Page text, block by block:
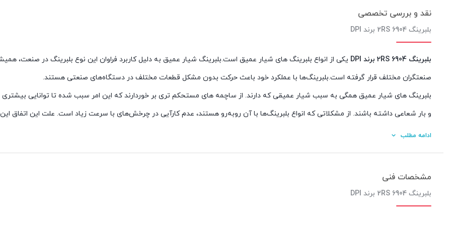
نقد و بررسی تخصصی
بلبرینگ 6904 2RS برند DPI
بلبرینگ 6904 2RS برند DPI
یکی از انواع بلبرینگ های شیار عمیق است.بلبرینگ شیار عمیق به‌ دلیل کاربرد فراوان این نوع بلبرینگ در صنعت،
صنعتگران مختلف قرار گرفته است.بلبرینگ‌ها با عملکرد خود باعث حرکت بدون مشکل قطعات مختلف در دستگاه‌های صنعتی هستند.
بلبرینگ های شیار عمیق همگی به سبب شیار عمیقی که دارند. از ساچمه های مستحکم تری بر خوردارند که این امر سبب شده تا توانایی
و بار شعاعی داشته باشند. از مشکلاتی که انواع بلبرینگ‌ها با آن روبه‌رو هستند، عدم کارآیی در چرخش‌های با سرعت زیاد است. علت این اتفاق
دیگر بلبرینگ‌ها فاقد شیارهای عمیق هستند، وقتی با سرعت بالا شروع به چرخش می‌کنند، ساچمه‌ها زیر فشار زیاد از شیار بیرون می‌زنند که
بلبرینگ های شیار عمیق تقریبا بدون صدا هستند و زمان چرخش هیچ صدایی از خود نشان نمی دهند
ادامه مطلب
مشخصات فنی
بلبرینگ 6904 2RS برند DPI